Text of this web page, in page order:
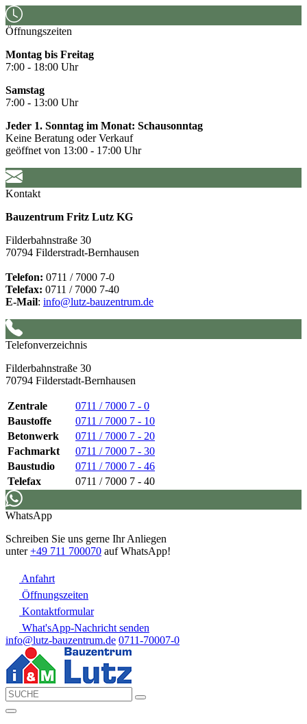
Öffnungszeiten
Montag bis Freitag
7:00 - 18:00 Uhr
Samstag
7:00 - 13:00 Uhr
Jeder 1. Sonntag im Monat: Schausonntag
Keine Beratung oder Verkauf
geöffnet von 13:00 - 17:00 Uhr
Kontakt
Bauzentrum Fritz Lutz KG
Filderbahnstraße 30
70794 Filderstradt-Bernhausen
Telefon: 0711 / 7000 7-0
Telefax: 0711 / 7000 7-40
E-Mail: info@lutz-bauzentrum.de
Telefonverzeichnis
Filderbahnstraße 30
70794 Filderstadt-Bernhausen
Zentrale
0711 / 7000 7 - 0
Baustoffe
0711 / 7000 7 - 10
Betonwerk
0711 / 7000 7 - 20
Fachmarkt
0711 / 7000 7 - 30
Baustudio
0711 / 7000 7 - 46
Telefax
0711 / 7000 7 - 40
WhatsApp
Schreiben Sie uns gerne Ihr Anliegen
unter+49 711 700070 auf WhatsApp!
Anfahrt
Öffnungszeiten
Kontaktformular
What'sApp-Nachricht senden
info@lutz-bauzentrum.de 0711-70007-0